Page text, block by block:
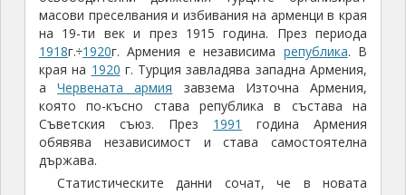
Днес около5милиона арменци живеят извън
родината си, в това число около 20 хиляди в
България. За мое съжаление, хората с които
разговарях не бяха чували за Яворов, който в
началото на миналия век написа прочувствени
стихове за многострадалния арменски народ.